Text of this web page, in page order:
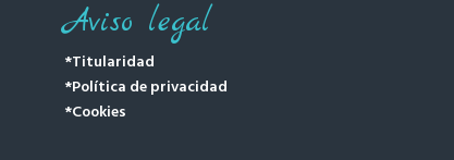
Aviso legal
*Titularidad
*Política de privacidad
*Cookies